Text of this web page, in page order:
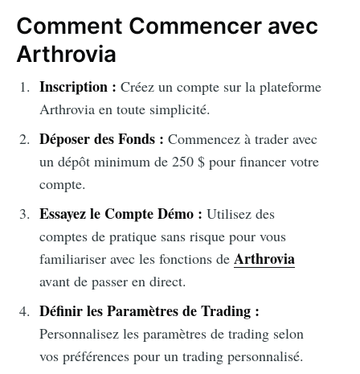
Comment Commencer avec
Arthrovia
Inscription : Créez un compte sur la plateforme
Arthrovia en toute simplicité.
Déposer des Fonds : Commencez à trader avec
un dépôt minimum de 250 $ pour financer votre
compte.
Essayez le Compte Démo : Utilisez des
comptes de pratique sans risque pour vous
familiariser avec les fonctions de Arthrovia
avant de passer en direct.
Définir les Paramètres de Trading :
Personnalisez les paramètres de trading selon
vos préférences pour un trading personnalisé.